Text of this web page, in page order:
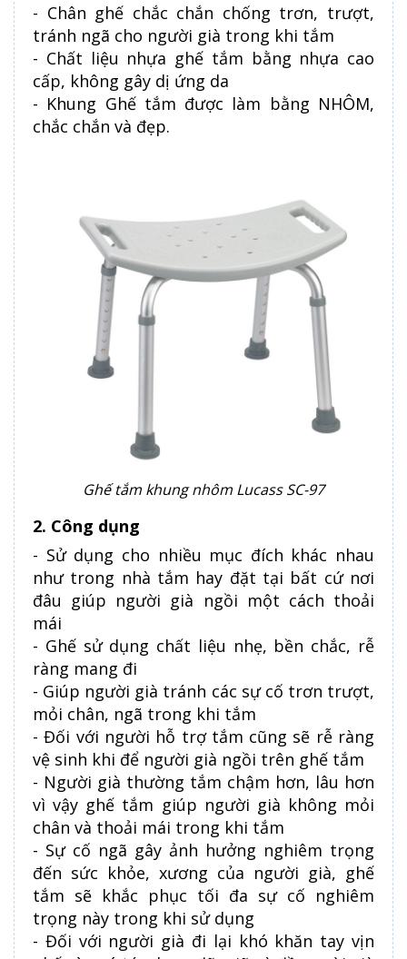
- Chân ghế chắc chắn chống trơn, trượt,
tránh ngã cho người già trong khi tắm
- Chất liệu nhựa ghế tắm bằng nhựa cao
cấp, không gây dị ứng da
- Khung Ghế tắm được làm bằng NHÔM,
chắc chắn và đẹp.
Ghế tắm khung nhôm Lucass SC-97
2. Công dụng
- Sử dụng cho nhiều mục đích khác nhau
như trong nhà tắm hay đặt tại bất cứ nơi
đâu giúp người già ngồi một cách thoải
mái
- Ghế sử dụng chất liệu nhẹ, bền chắc, rễ
ràng mang đi
- Giúp người già tránh các sự cố trơn trượt,
mỏi chân, ngã trong khi tắm
- Đối với người hỗ trợ tắm cũng sẽ rễ ràng
vệ sinh khi để người già ngồi trên ghế tắm
- Người già thường tắm chậm hơn, lâu hơn
vì vậy ghế tắm giúp người già không mỏi
chân và thoải mái trong khi tắm
- Sự cố ngã gây ảnh hưởng nghiêm trọng
đến sức khỏe, xương của người già, ghế
tắm sẽ khắc phục tối đa sự cố nghiêm
trọng này trong khi sử dụng
- Đối với người già đi lại khó khăn tay vịn